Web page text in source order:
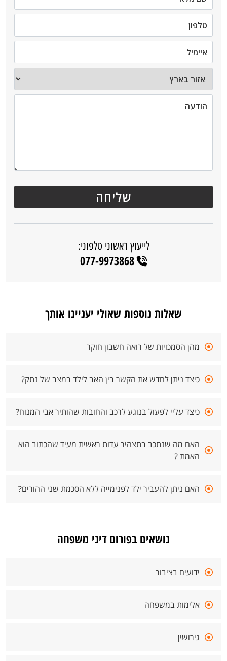
לייעוץ ראשוני טלפוני:
077-9973868
שאלות נוספות שאולי יעניינו אותך
מהן הסמכויות של רואה חשבון חוקר
כיצד ניתן לחדש את הקשר בין האב לילד במצב של נתק?
כיצד עליי לפעול בנוגע לרכב והחובות שהותיר אבי המנוח?
האם מה שנתכב בתצהיר עדות ראשית מעיד שהכתוב הוא
האמת ?
האם ניתן להעביר ילד לפנימייה ללא הסכמת שני ההורים?
נושאים בפורום דיני משפחה
ידועים בציבור
אלימות במשפחה
גירושין